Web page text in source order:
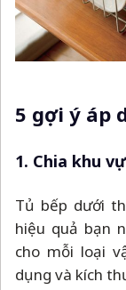
5 gợi ý áp
1. Chia khu
Tủ bếp dưới
hiệu quả bạn
cho mỗi loại
dụng và kích